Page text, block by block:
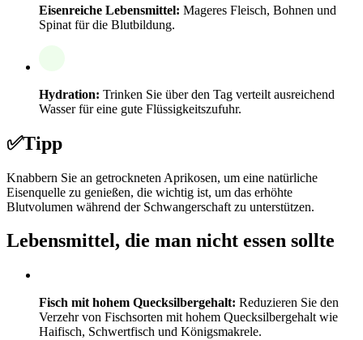
Eisenreiche Lebensmittel: Mageres Fleisch, Bohnen und
Spinat für die Blutbildung.
Hydration: Trinken Sie über den Tag verteilt ausreichend
Wasser für eine gute Flüssigkeitszufuhr.
✅Tipp
Knabbern Sie an getrockneten Aprikosen, um eine natürliche
Eisenquelle zu genießen, die wichtig ist, um das erhöhte
Blutvolumen während der Schwangerschaft zu unterstützen.
Lebensmittel, die man nicht essen sollte
Fisch mit hohem Quecksilbergehalt: Reduzieren Sie den
Verzehr von Fischsorten mit hohem Quecksilbergehalt wie
Haifisch, Schwertfisch und Königsmakrele.